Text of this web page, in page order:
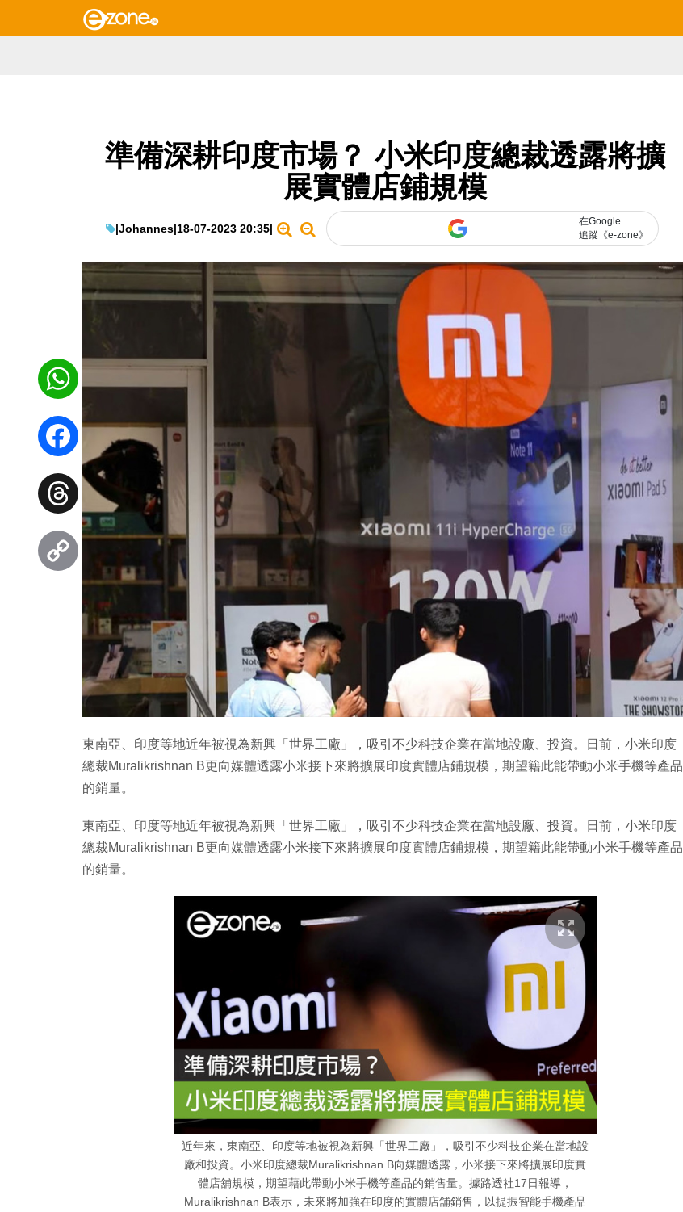
準備深耕印度市場？ 小米印度總裁透露將擴
展實體店鋪規模
|Johannes|18-07-2023 20:35|
在Google
追蹤《e-zone》
東南亞、印度等地近年被視為新興「世界工廠」，吸引不少科技企業在當地設廠、投資。日前，小米印度
總裁Muralikrishnan B更向媒體透露小米接下來將擴展印度實體店鋪規模，期望籍此能帶動小米手機等產品
的銷量。
東南亞、印度等地近年被視為新興「世界工廠」，吸引不少科技企業在當地設廠、投資。日前，小米印度
總裁Muralikrishnan B更向媒體透露小米接下來將擴展印度實體店鋪規模，期望籍此能帶動小米手機等產品
的銷量。
近年來，東南亞、印度等地被視為新興「世界工廠」，吸引不少科技企業在當地設
廠和投資。小米印度總裁Muralikrishnan B向媒體透露，小米接下來將擴展印度實
體店舖規模，期望藉此帶動小米手機等產品的銷售量。據路透社17日報導，
Muralikrishnan B表示，未來將加強在印度的實體店舖銷售，以提振智能手機產品
WhatsApp
Facebook
Threads